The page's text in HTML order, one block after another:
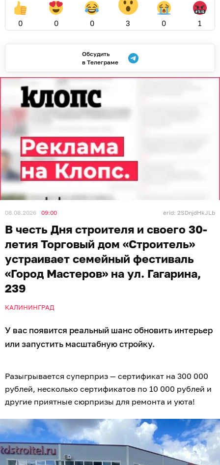
0 0 0 3 0 1
Обсудить
в Телеграме
08.08.2026 09:00 erid: 2SDnjdHkJLb
В честь Дня строителя и своего 30-
летия Торговый дом «Строитель»
устраивает семейный фестиваль
«Город Мастеров» на ул. Гагарина,
239
КАЛИНИНГРАД
У вас появится реальный шанс обновить интерьер
или запустить масштабную стройку.
Разыгрывается суперприз — сертификат на 300 000
рублей, несколько сертификатов по 10 000 рублей и
другие приятные сюрпризы для ремонта и уюта!